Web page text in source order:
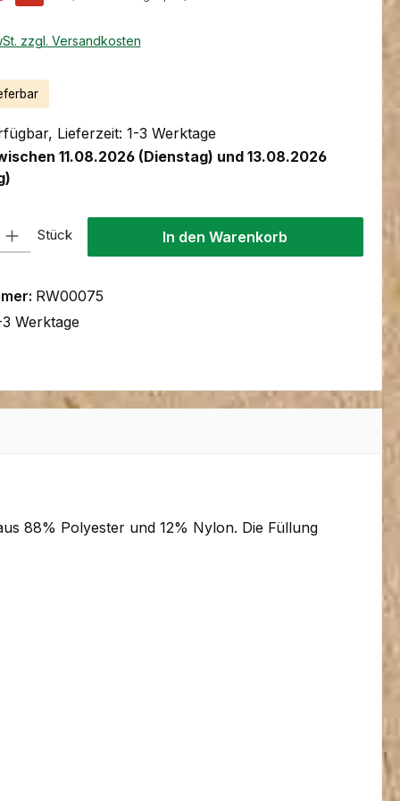
zzgl. Versandkosten
Lieferzeit: 1-3 Werktage
11.08.2026 (Dienstag) und 13.08.2026
Gib den gewünschten Wert ein oder benutze die Schaltflächen
Stück In den Warenkorb
RW00075
Werktage
88% Polyester und 12% Nylon. Die Füllung